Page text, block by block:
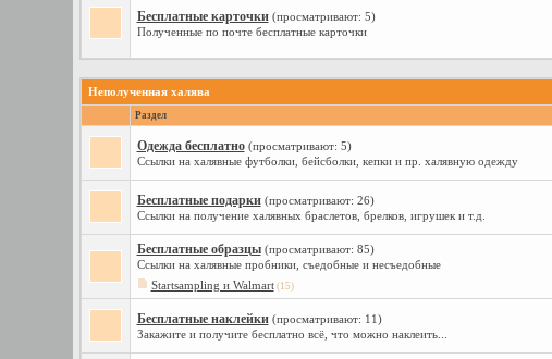
Бесплатные карточки (просматривают: 5)
Полученные по почте бесплатные карточки
Неполученная халява
Раздел
Одежда бесплатно (просматривают: 5)
Ссылки на халявные футболки, бейсболки, кепки и пр. халявную одежду
Бесплатные подарки (просматривают: 26)
Ссылки на получение халявных браслетов, брелков, игрушек и т.д.
Бесплатные образцы (просматривают: 85)
Ссылки на халявные пробники, съедобные и несъедобные
Startsampling и Walmart(15)
Бесплатные наклейки (просматривают: 11)
Закажите и получите бесплатно всё, что можно наклеить...